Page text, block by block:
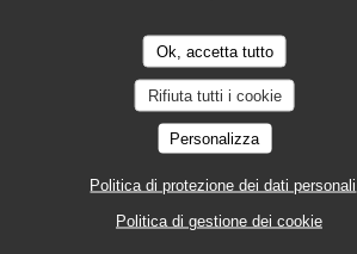
Ok, accetta tutto
Rifiuta tutti i cookie
Personalizza
Politica di protezione dei dati personali
Politica di gestione dei cookie
Quiberon